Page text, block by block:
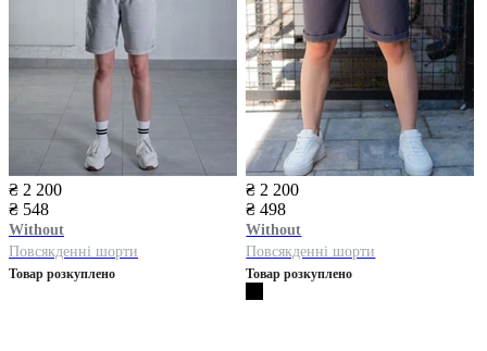
₴ 2 200
₴ 548
Without
Повсякденні шорти
Товар розкуплено
₴ 2 200
₴ 498
Without
Повсякденні шорти
Товар розкуплено